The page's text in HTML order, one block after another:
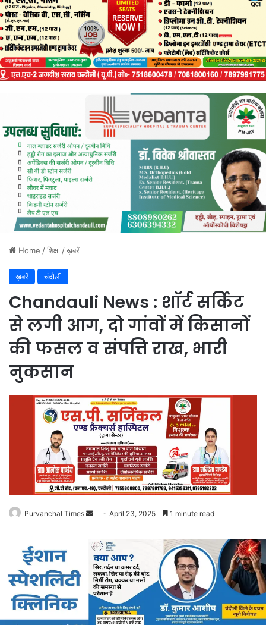
Home /शिक्षा /ख़बरें
ख़बरें चंदौली
Chandauli News : शॉर्ट सर्किट
से लगी आग, दो गांवों में किसानों
की फसल व संपत्ति राख, भारी
नुकसान
Purvanchal Times
Send
email
April 23, 2025 1 minute read